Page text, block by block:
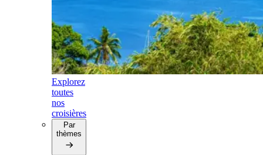
Explorez
toutes
nos
croisières
Par
thèmes